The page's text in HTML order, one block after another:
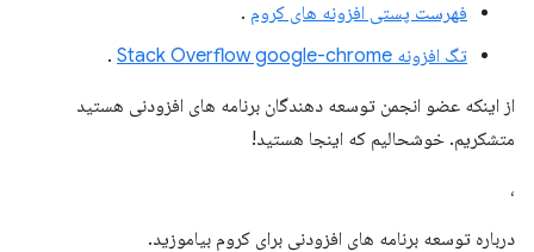
فهرست پستی افزونه های کروم .
تگ افزونه Stack Overflow google-chrome
.
از اینکه عضو انجمن توسعه دهندگان برنامه های افزودنی هستید
متشکریم. خوشحالیم که اینجا هستید!
،
درباره توسعه برنامه های افزودنی برای کروم بیاموزید.